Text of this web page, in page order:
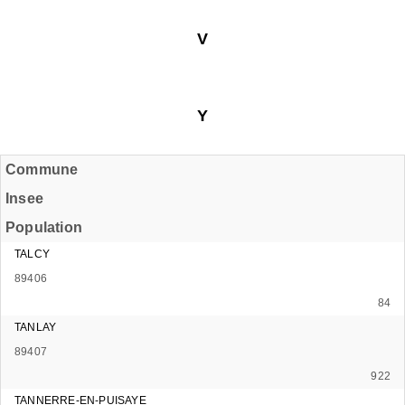
V
Y
Commune
Insee
Population
TALCY
89406
84
TANLAY
89407
922
TANNERRE-EN-PUISAYE